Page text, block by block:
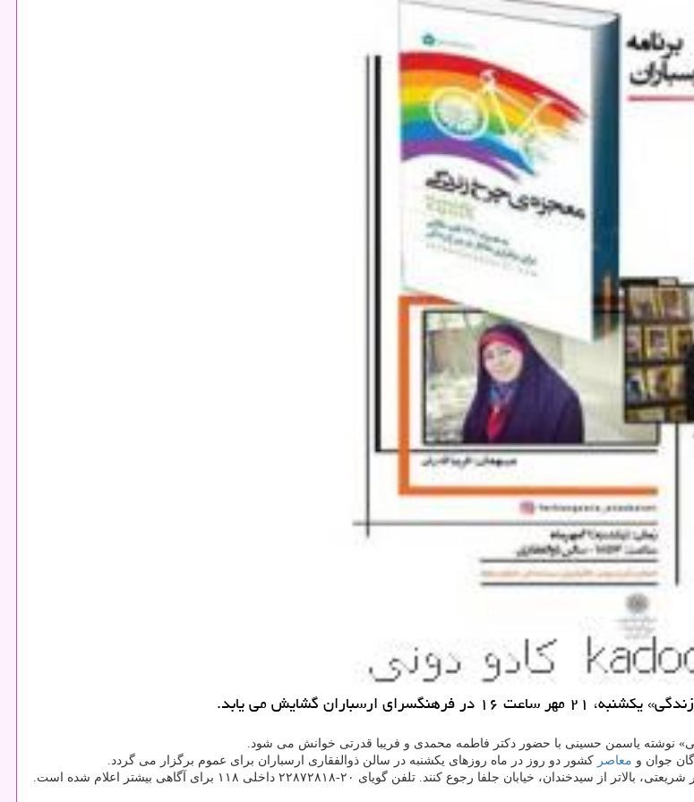
گشایش می یابد.
نوشته یاسمن حسینی با حضور دكتر فاطمه محمدی و فریبا قدرتی خوانش می شود.
جوان و معاصر كشور دو روز در ماه روزهای یكشنبه در سالن ذوالفقاری ارسباران برای عموم برگزار می گردد.
جلفا رجوع كنند. تلفن گویای ۲۰-۲۲۸۷۲۸۱۸ داخلی ۱۱۸ برای آگاهی بیشتر اعلام شده است.